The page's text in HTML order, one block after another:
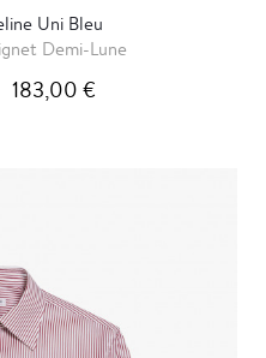
Uni Bleu
Demi-Lune
183,00 €